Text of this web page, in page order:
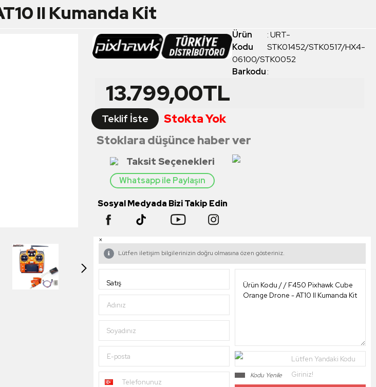
II Kumanda Kit
Ürün
Kodu
:URT-
STK01452/STK0517/HX4-
06100/STK0052
Barkodu:
13.799,00TL
Teklif İste
Stokta Yok
Stoklara düşünce haber ver
Taksit Seçenekleri
Whatsapp ile Paylaşın
Sosyal Medyada Bizi Takip Edin
×
Lütfen iletişim bilgilerinizin doğru olmasına özen gösteriniz.
Adınız
Soyadınız
E-posta
Telefonunuz
Lütfen Yandaki Kodu
Giriniz!
Kodu Yenile